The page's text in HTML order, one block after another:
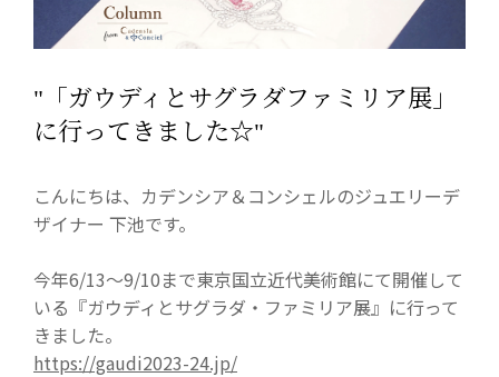
"「ガウディとサグラダファミリア展」
に行ってきました☆"
こんにちは、カデンシア＆コンシェルのジュエリーデ
ザイナー 下池です。
今年6/13〜9/10まで東京国立近代美術館にて開催して
いる『ガウディとサグラダ・ファミリア展』に行って
きました。
https://gaudi2023-24.jp/